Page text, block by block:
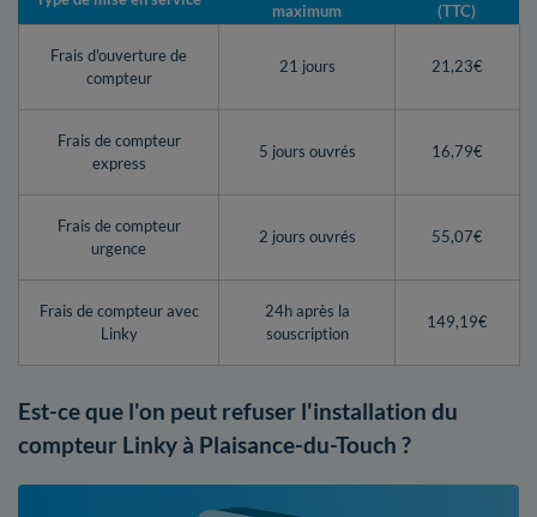
maximum (TTC)
Frais d'ouverture de
compteur
21 jours 21,23€
Frais de compteur
express
5 jours ouvrés 16,79€
Frais de compteur
urgence
2 jours ouvrés 55,07€
Frais de compteur avec
Linky
24h après la
souscription
149,19€
Est-ce que l'on peut refuser l'installation du
compteur Linky à Plaisance-du-Touch ?